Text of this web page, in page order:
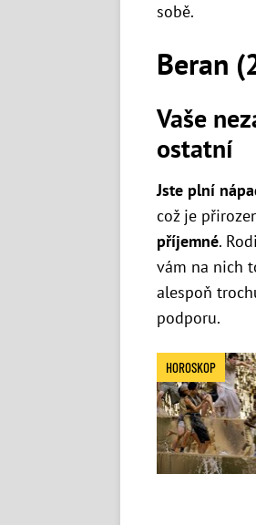
sobě.
Beran
Vaše
ostatní
Jste plní
což je
příjemné.
vám na nich
alespoň
podporu.
HOROSKOP